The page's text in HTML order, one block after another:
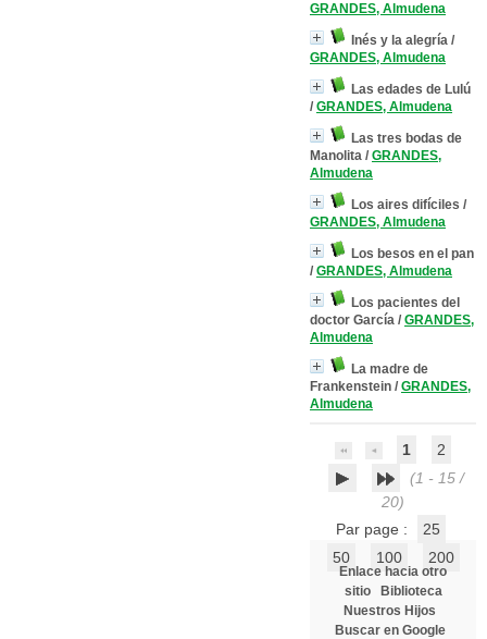
GRANDES, Almudena
Inés y la alegría /
GRANDES, Almudena
Las edades de Lulú
/ GRANDES, Almudena
Las tres bodas de
Manolita / GRANDES,
Almudena
Los aires difíciles /
GRANDES, Almudena
Los besos en el pan
/ GRANDES, Almudena
Los pacientes del
doctor García / GRANDES,
Almudena
La madre de
Frankenstein / GRANDES,
Almudena
1
2
(1 - 15 /
20)
Par page :
25
50
100 200
Enlace hacia otro
sitio
Biblioteca
Nuestros Hijos
Buscar en Google